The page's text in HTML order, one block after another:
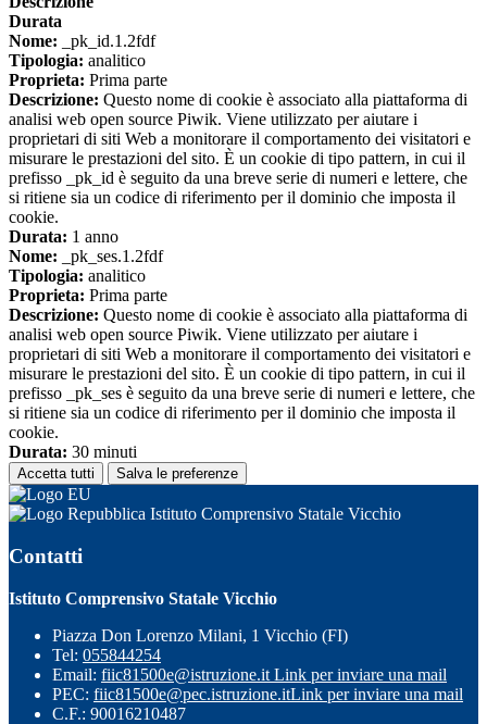
Durata
Nome: _pk_id.1.2fdf
Tipologia: analitico
Proprieta: Prima parte
Descrizione: Questo nome di cookie è associato alla piattaforma di
analisi web open source Piwik. Viene utilizzato per aiutare i
proprietari di siti Web a monitorare il comportamento dei visitatori e
misurare le prestazioni del sito. È un cookie di tipo pattern, in cui il
prefisso _pk_id è seguito da una breve serie di numeri e lettere, che
si ritiene sia un codice di riferimento per il dominio che imposta il
cookie.
Durata: 1 anno
Nome: _pk_ses.1.2fdf
Tipologia: analitico
Proprieta: Prima parte
Descrizione: Questo nome di cookie è associato alla piattaforma di
analisi web open source Piwik. Viene utilizzato per aiutare i
proprietari di siti Web a monitorare il comportamento dei visitatori e
misurare le prestazioni del sito. È un cookie di tipo pattern, in cui il
prefisso _pk_ses è seguito da una breve serie di numeri e lettere, che
si ritiene sia un codice di riferimento per il dominio che imposta il
cookie.
Durata: 30 minuti
Accetta tutti Salva le preferenze
Istituto Comprensivo Statale Vicchio
Contatti
Istituto Comprensivo Statale Vicchio
Piazza Don Lorenzo Milani, 1 Vicchio (FI)
Tel: 055844254
Email: fiic81500e@istruzione.it Link per inviare una mail
PEC: fiic81500e@pec.istruzione.itLink per inviare una mail
C.F.: 90016210487